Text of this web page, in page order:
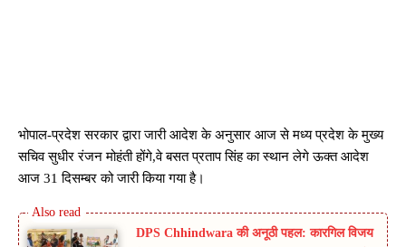
भोपाल-प्रदेश सरकार द्वारा जारी आदेश के अनुसार आज से मध्य प्रदेश के मुख्य
सचिव सुधीर रंजन मोहंती होंगे,वे बसत प्रताप सिंह का स्थान लेगे ऊक्त आदेश
आज 31 दिसम्बर को जारी किया गया है।
DPS Chhindwara की अनूठी पहल: कारगिल विजय